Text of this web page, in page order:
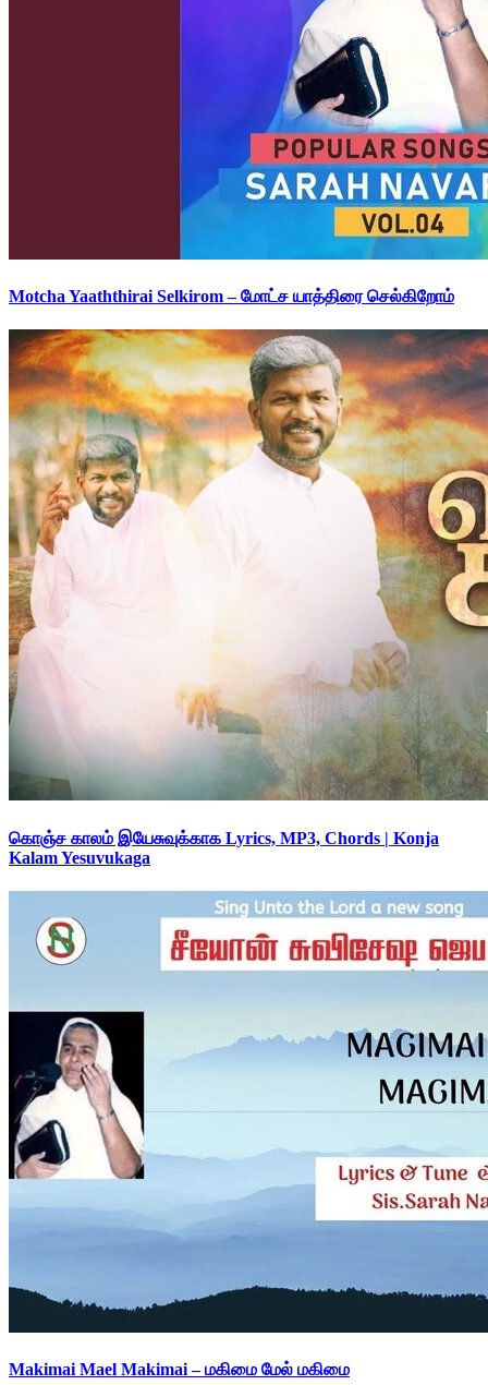
Motcha Yaaththirai Selkirom – மோட்ச யாத்திரை செல்கிறோம்
கொஞ்ச காலம் இயேசுவுக்காக Lyrics, MP3, Chords | Konja
Kalam Yesuvukaga
Makimai Mael Makimai – மகிமை மேல் மகிமை